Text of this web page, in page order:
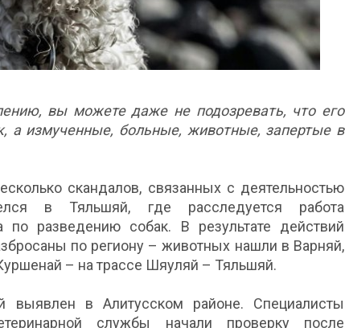
вы можете даже не подозревать, что его
а измученные, больные, животные, запертые в
скандалов, связанных с деятельностью
в Тяльшяй, где расследуется работа
по разведению собак. В результате действий
по региону – животных нашли в Варняй,
– на трассе Шяуляй – Тяльшяй.
выявлен в Алитусском районе. Специалисты
службы начали проверку после